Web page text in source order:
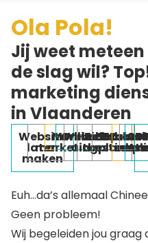
Ola Pola!
Jij weet
de slag wil?
marketing
in Vlaanderen
Website
laten
maken
Online
marketingplan
Merkverhaal
Webshop
SEO
uitbesteden
in AI
op
AI-
Euh…da’s allemaal
Geen probleem!
Wij begeleiden jou